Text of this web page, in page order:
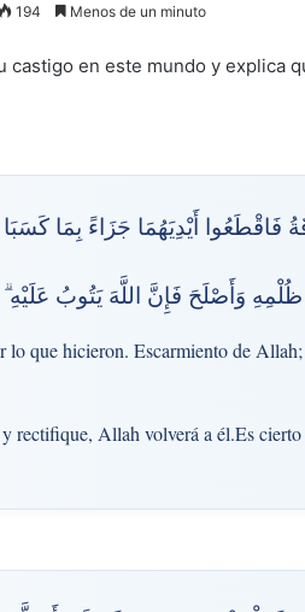
194 Menos de un minuto
en este mundo y explica
فَاقْطَعُوا أَيْدِيَهُمَا جَزَاءً بِمَا كَسَبَا
que hicieron. Escarmiento de
وَأَصْلَحَ فَإِنَّ اللَّهَ يَتُوبُ عَلَيْهِ
rectifique, Allah volverá a él.Es